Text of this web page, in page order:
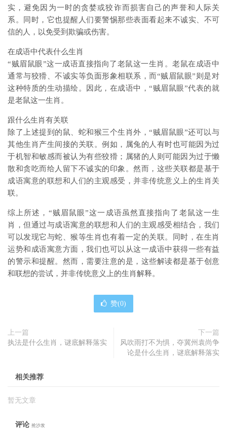
实，避免因为一时的贪婪或狡诈而损害自己的声誉和人际关
系。同时，它也提醒人们要警惕那些表面看起来不诚实、不可
信的人，以免受到欺骗或伤害。
在成语中代表什么生肖
“贼眉鼠眼”这一成语直接指向了老鼠这一生肖。老鼠在成语中
通常与狡猾、不诚实等负面形象相联系，而“贼眉鼠眼”则是对
这种特质的生动描绘。因此，在成语中，“贼眉鼠眼”代表的就
是老鼠这一生肖。
跟什么生肖有关联
除了上述提到的鼠、蛇和猴三个生肖外，“贼眉鼠眼”还可以与
其他生肖产生间接的关联。例如，属兔的人有时也可能因为过
于机智和敏感而被认为有些狡猾；属猪的人则可能因为过于懒
散和贪吃而给人留下不诚实的印象。然而，这些关联都是基于
成语寓意的联想和人们的主观感受，并非传统意义上的生肖关
联。
综上所述，“贼眉鼠眼”这一成语虽然直接指向了老鼠这一生
肖，但通过与成语寓意的联想和人们的主观感受相结合，我们
可以发现它与蛇、猴等生肖也有着一定的关联。同时，在生肖
运势和成语寓意方面，我们也可以从这一成语中获得一些有益
的警示和提醒。然而，需要注意的是，这些解读都是基于创意
和联想的尝试，并非传统意义上的生肖解释。
赞(0)
上一篇
执法是什么生肖，谜底解释落实
下一篇
风吹雨打不为惧，夺冀州袁尚争
论是什么生肖，谜底解释落实
相关推荐
暂无文章
评论 抢沙发